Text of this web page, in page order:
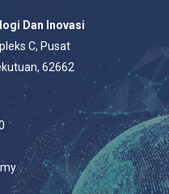
Dan Inovasi
C, Pusat
62662